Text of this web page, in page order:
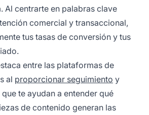
Al centrarte en palabras clave
comercial y transaccional,
tus tasas de conversión y tus
entre las plataformas de
al proporcionar seguimiento y
te ayudan a entender qué
de contenido generan las